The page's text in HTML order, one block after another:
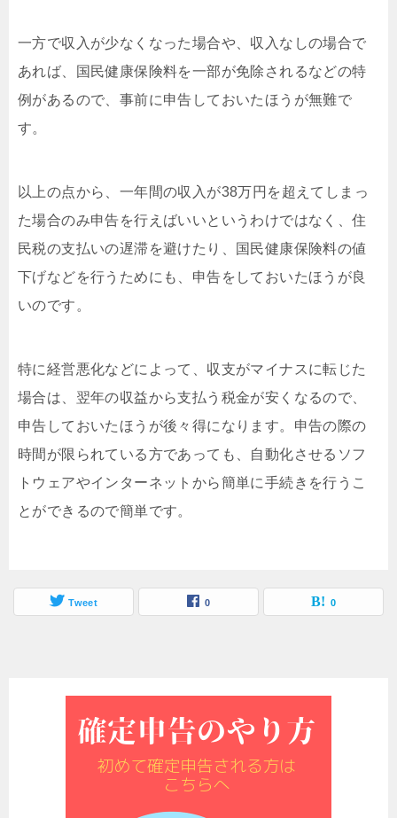
一方で収入が少なくなった場合や、収入なしの場合で
あれば、国民健康保険料を一部が免除されるなどの特
例があるので、事前に申告しておいたほうが無難で
す。
以上の点から、一年間の収入が38万円を超えてしまっ
た場合のみ申告を行えばいいというわけではなく、住
民税の支払いの遅滞を避けたり、国民健康保険料の値
下げなどを行うためにも、申告をしておいたほうが良
いのです。
特に経営悪化などによって、収支がマイナスに転じた
場合は、翌年の収益から支払う税金が安くなるので、
申告しておいたほうが後々得になります。申告の際の
時間が限られている方であっても、自動化させるソフ
トウェアやインターネットから簡単に手続きを行うこ
とができるので簡単です。
Tweet 0 0